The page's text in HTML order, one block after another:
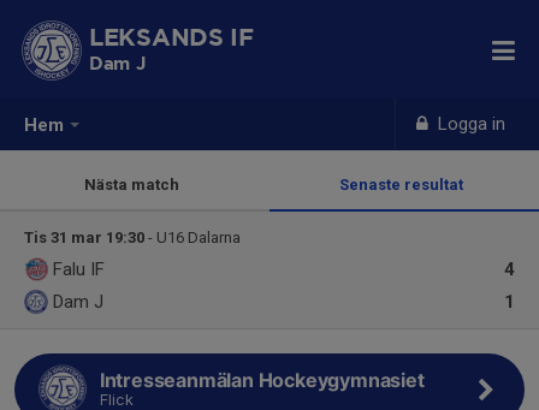
Hem Logga in
LEKSANDS IF
Dam J
Nästa match Senaste resultat
Tis 31 mar 19:30 - U16 Dalarna
4
Falu IF
1
Dam J
Intresseanmälan Hockeygymnasiet
Flick